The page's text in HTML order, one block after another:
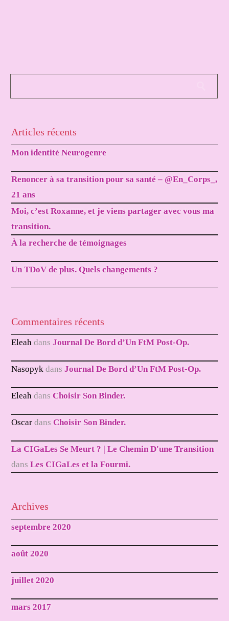
Articles récents
Mon identité Neurogenre
Renoncer à sa transition pour sa santé – @En_Corps_,
21 ans
Moi, c’est Roxanne, et je viens partager avec vous ma
transition.
À la recherche de témoignages
Un TDoV de plus. Quels changements ?
Commentaires récents
Eleah dansJournal De Bord d’Un FtM Post-Op.
Nasopyk dansJournal De Bord d’Un FtM Post-Op.
Eleah dansChoisir Son Binder.
Oscar dansChoisir Son Binder.
La CIGaLes Se Meurt ? | Le Chemin D'une Transition
dansLes CIGaLes et la Fourmi.
Archives
septembre 2020
août 2020
juillet 2020
mars 2017